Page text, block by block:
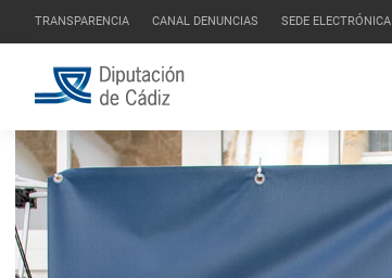
TRANSPARENCIA CANAL DENUNCIAS SEDE ELECTRÓNICA